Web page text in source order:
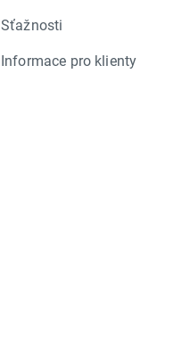
Sťažnosti
Informace pro klienty